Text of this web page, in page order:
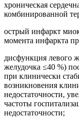
хроническая
комбинированной
острый инфаркт
момента инфаркта
дисфункция левого
желудочка ≤40 %)
при клинически
возникновения
недостаточности,
частоты
недостаточности;